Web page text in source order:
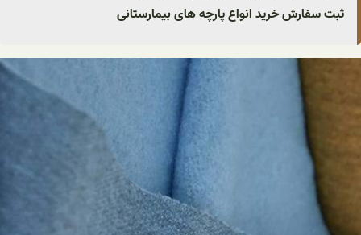
ثبت سفارش خرید انواع پارچه های بیمارستانی